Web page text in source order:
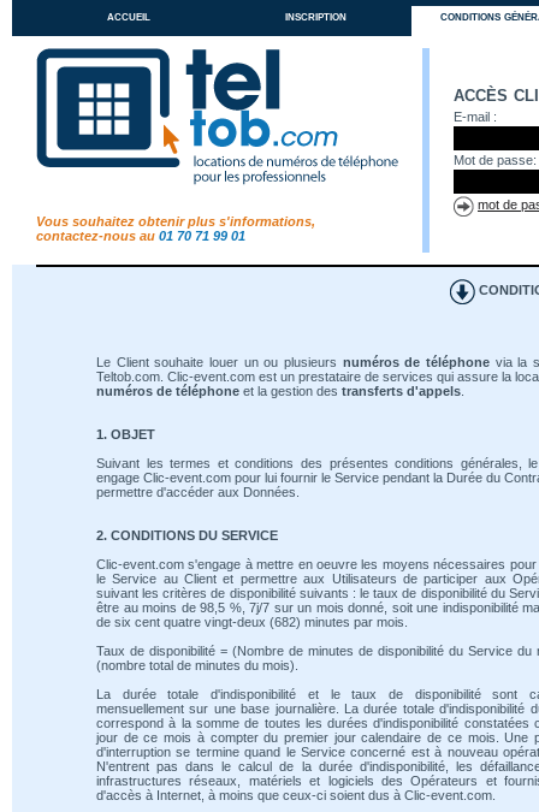
accueil inscription conditions
Vous souhaitez obtenir plus s'informations,
contactez-nous au 01 70 71 99 01
accès
E-mail :
Mot de passe:
mot de
Le Client souhaite louer un ou plusieurs numéros de téléphone via la
Teltob.com. Clic-event.com est un prestataire de services qui assure la
numéros de téléphone et la gestion des transferts d'appels
1. OBJET
Suivant les termes et conditions des présentes conditions générales,
engage Clic-event.com pour lui fournir le Service pendant la Durée du
permettre d'accéder aux Données.
2. CONDITIONS DU SERVICE
Clic-event.com s'engage à mettre en oeuvre les moyens nécessaires pour
le Service au Client et permettre aux Utilisateurs de participer aux
suivant les critères de disponibilité suivants : le taux de disponibilité du
être au moins de 98,5 %, 7j/7 sur un mois donné, soit une indisponibilité
de six cent quatre vingt-deux (682) minutes par mois.
Taux de disponibilité = (Nombre de minutes de disponibilité du Service du
(nombre total de minutes du mois).
La durée totale d'indisponibilité et le taux de disponibilité sont
mensuellement sur une base journalière. La durée totale d'indisponibilité
correspond à la somme de toutes les durées d'indisponibilité constatées
jour de ce mois à compter du premier jour calendaire de ce mois. Une
d'interruption se termine quand le Service concerné est à nouveau
N'entrent pas dans le calcul de la durée d'indisponibilité, les
infrastructures réseaux, matériels et logiciels des Opérateurs et
d'accès à Internet, à moins que ceux-ci soient dus à Clic-event.com.